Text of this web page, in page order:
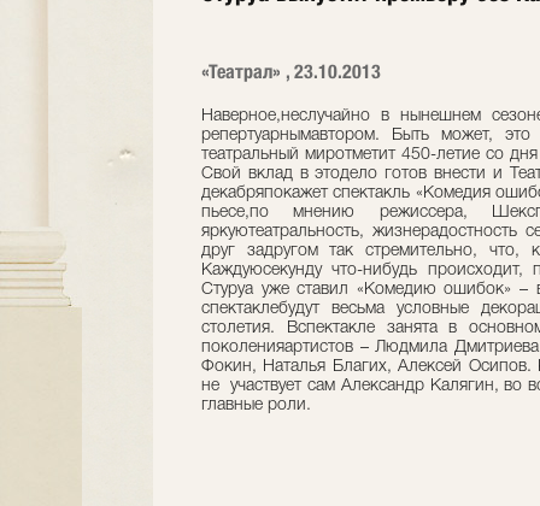
«Театрал» , 23.10.2013
Наверное,неслучайно в нынешнем
репертуарнымавтором. Быть может,
театральный миротметит 450-летие со
Свой вклад в этодело готов внести и
декабряпокажет спектакль «Комедия
пьесе,по мнению режиссера,
яркуютеатральность, жизнерадостность
друг задругом так стремительно, что,
Каждуюсекунду что-нибудь происходит,
Стуруа уже ставил «Комедию ошибок»
спектаклебудут весьма условные
столетия. Вспектакле занята в
поколенияартистов – Людмила
Фокин, Наталья Благих, Алексей Осипов.
не участвует сам Александр Калягин, во
главные роли.